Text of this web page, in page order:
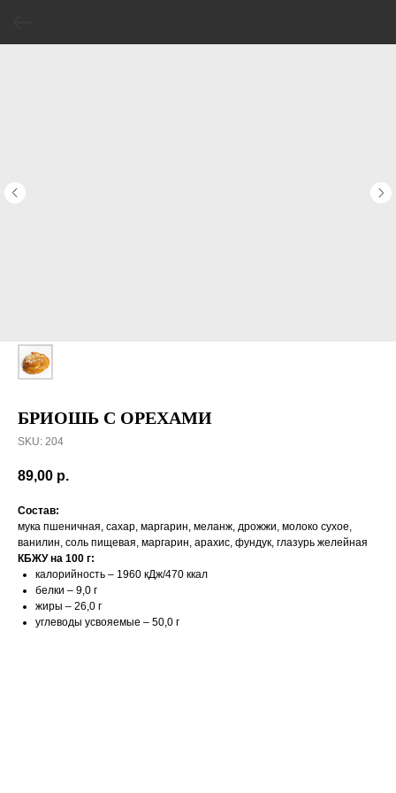
БРИОШЬ С ОРЕХАМИ
SKU: 204
89,00 р.
Состав:
мука пшеничная, сахар, маргарин, меланж, дрожжи, молоко сухое,
ванилин, соль пищевая, маргарин, арахис, фундук, глазурь желейная
КБЖУ на 100 г:
калорийность – 1960 кДж/470 ккал
белки – 9,0 г
жиры – 26,0 г
углеводы усвояемые – 50,0 г